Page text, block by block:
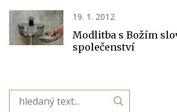
19. 1. 2012
Modlitba s Božím
společenství